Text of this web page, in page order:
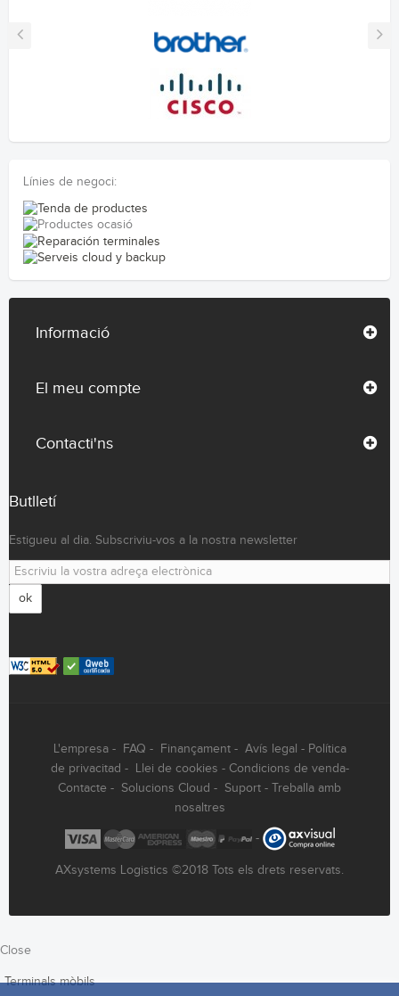
Línies de negoci:
Informació
El meu compte
Contacti'ns
Butlletí
Estigueu al dia. Subscriviu-vos a la nostra newsletter
ok
L'empresa- FAQ - Finançament- Avís legal - Política
de privacitad - Llei de cookies - Condicions de venda-
Contacte - Solucions Cloud - Suport - Treballa amb
nosaltres
-
AXsystems Logistics ©2018 Tots els drets reservats.
Close
Terminals mòbils